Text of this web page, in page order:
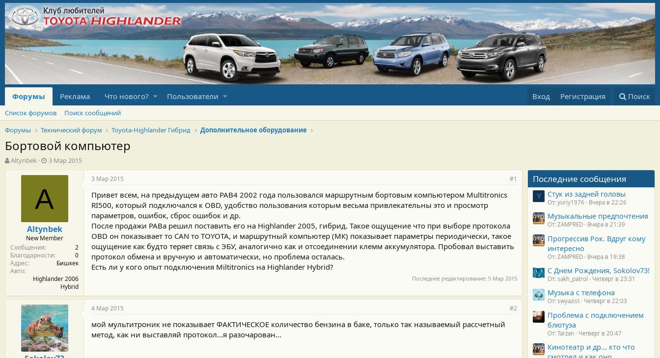
Форумы Реклама Что нового? Пользователи Вход Регистрация Поиск
Список форумов
Поиск сообщений
Форумы
Технический форум Toyota-Highlander Гибрид Дополнительное оборудование
Бортовой компьютер
А
в
Altynbek
Д
а
т
н
а
а
л
а
3 Мар 2015
A
Altynbek
New Member
Сообщения
2
Благодарности
0
Адрес
Бишкек
Авто
Highlander 2006
Hybrid
3 Мар 2015 #1
Привет всем, на предыдущем авто РАВ4 2002 года пользовался маршрутным бортовым компьютером Multitronics
RI500, который подключался к OBD, удобство пользования которым весьма привлекательны это и просмотр
параметров, ошибок, сброс ошибок и др.
После продажи РАВа решил поставить его на Highlander 2005, гибрид. Такое ощущение что при выборе протокола
OBD он показывает то CAN то TOYOTA, и маршрутный компьютер (МК) показывает параметры периодически, такое
ощущение как будто теряет связь с ЭБУ, аналогично как и отсоединении клемм аккумулятора. Пробовал выставить
протокол обмена и вручную и автоматически, но проблема осталась.
Есть ли у кого опыт подключения Miltitronics на Highlander Hybrid?
Последнее редактирование: 5 Мар 2015
4 Мар 2015 #2
мой мультитроник не показывает ФАКТИЧЕСКОЕ количество бензина в баке, только так называемый рассчетный
метод, как ни выставляй протокол...я разочарован...
Последние сообщения
Y Стук из задней головы
От: yuriy1976 Вчера в 22:26
Музыкальные предпочтения
От: ZAMPRED Вчера в 21:39
Прогрессив Рок. Вдруг кому
интересно
От: ZAMPRED Вчера в 19:38
С Днем Рождения, Sokolov73!
От: sakh_patrol Четверг в 23:31
Музыка с телефона
От: swyazist Четверг в 22:03
Проблема с подключением
блютуза
От: Tarzan Четверг в 20:47
Кинотеатр и др... кто что